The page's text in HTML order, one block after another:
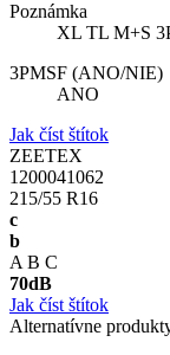
Poznámka
XL TL M+S
3PMSF (ANO/NIE)
ANO
Jak číst štítok
ZEETEX
1200041062
215/55 R16
c
b
A B C
70dB
Jak číst štítok
Alternatívne